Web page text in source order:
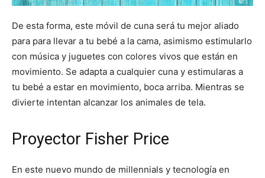
De esta forma, este móvil de cuna será tu mejor aliado
para para llevar a tu bebé a la cama, asimismo estimularlo
con música y juguetes con colores vivos que están en
movimiento. Se adapta a cualquier cuna y estimularas a
tu bebé a estar en movimiento, boca arriba. Mientras se
divierte intentan alcanzar los animales de tela.
Proyector Fisher Price
En este nuevo mundo de millennials y tecnología en